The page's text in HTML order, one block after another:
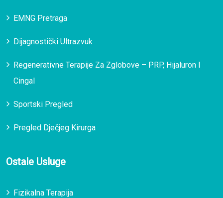
EMNG Pretraga
Dijagnostički Ultrazvuk
Regenerativne Terapije Za Zglobove – PRP, Hijaluron I
Cingal
Sportski Pregled
Pregled Dječjeg Kirurga
Ostale Usluge
Fizikalna Terapija